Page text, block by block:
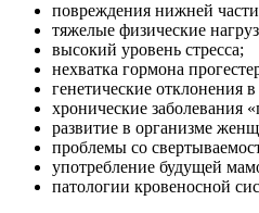
повреждения нижней
тяжелые физические
высокий уровень стресса;
нехватка гормона
генетические отклонения
хронические заболевания
развитие в организме
проблемы со
употребление будущей
патологии кровеносной